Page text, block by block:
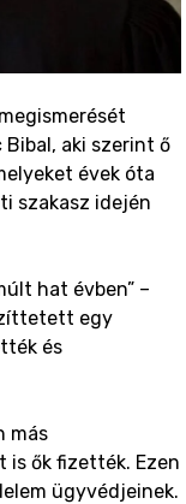
Bibal, aki szerint ő
évek óta
szakasz idején
hat évben” –
egy
és
más
is ők fizették. Ezen
ügyvédjeinek.